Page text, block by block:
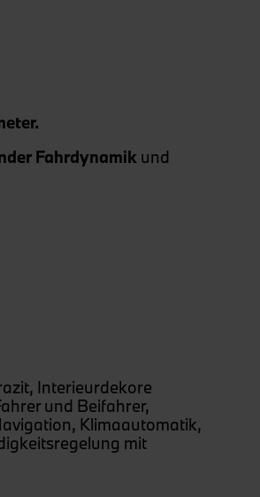
Fahrdynamik und
Interieurdekore
und Beifahrer,
Klimaautomatik,
mit